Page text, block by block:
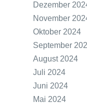
Dezember
November
Oktober 2024
September
August 2024
Juli 2024
Juni 2024
Mai 2024